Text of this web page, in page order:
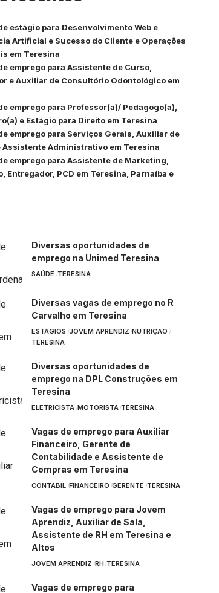
estágio para Desenvolvimento Web e
Artificial e Sucesso do Cliente e Operações
em Teresina
emprego para Assistente de Curso,
e Auxiliar de Consultório Odontológico em
emprego para Professor(a)/ Pedagogo(a),
e Estágio para Direito em Teresina
emprego para Serviços Gerais, Auxiliar de
Assistente Administrativo em Teresina
emprego para Assistente de Marketing,
Entregador, PCD em Teresina, Parnaíba e
Diversas oportunidades de
emprego na Unimed Teresina
SAÚDE TERESINA
Diversas vagas de emprego no R
Carvalho em Teresina
ESTÁGIOS JOVEM APRENDIZ NUTRIÇÃO
TERESINA
Diversas oportunidades de
emprego na DPL Construções em
Teresina
ELETRICISTA MOTORISTA TERESINA
Vagas de emprego para Auxiliar
Financeiro, Gerente de
Contabilidade e Assistente de
Compras em Teresina
CONTÁBIL FINANCEIRO GERENTE TERESINA
Vagas de emprego para Jovem
Aprendiz, Auxiliar de Sala,
Assistente de RH em Teresina e
Altos
JOVEM APRENDIZ RH TERESINA
Vagas de emprego para